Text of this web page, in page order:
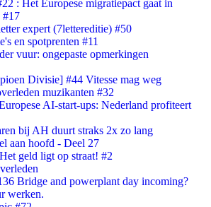
: Het Europese migratiepact gaat in
#17
expert (7lettereditie) #50
en spotprenten #11
vuur: ongepaste opmerkingen
Divisie] #44 Vitesse mag weg
muzikanten #32
AI-start-ups: Nederland profiteert
bij AH duurt straks 2x zo lang
aan hoofd - Deel 27
geld ligt op straat! #2
Bridge and powerplant day incoming?
werken.